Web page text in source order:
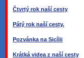
Čtvrtý rok naší cesty
Pátý rok naší cesty.
Pozvánka na Sicílii
Krátká videa z naší cesty